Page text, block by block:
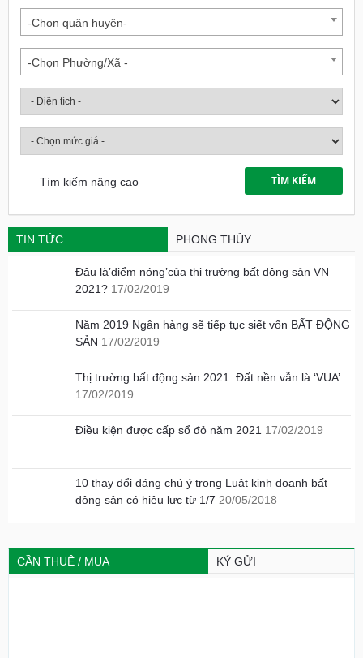
-Chọn quận huyện-
-Chọn Phường/Xã -
Tìm kiếm nâng cao
TIN TỨC PHONG THỦY
Đâu là’điểm nóng’của thị trường bất động sản VN
2021? 17/02/2019
Năm 2019 Ngân hàng sẽ tiếp tục siết vốn BẤT ĐỘNG
SẢN 17/02/2019
Thị trường bất động sản 2021: Đất nền vẫn là ‘VUA’
17/02/2019
Điều kiện được cấp sổ đỏ năm 2021 17/02/2019
10 thay đổi đáng chú ý trong Luật kinh doanh bất
động sản có hiệu lực từ 1/7 20/05/2018
CẦN THUÊ / MUA KÝ GỬI